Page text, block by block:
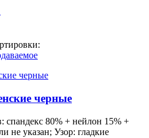
черные
спандекс 80% + нейлон 15% +
не указан; Узор: гладкие